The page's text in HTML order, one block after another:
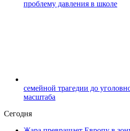
проблему давления в школе
семейной трагедии до
масштаба
Сегодня